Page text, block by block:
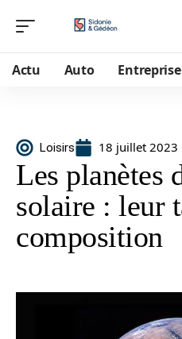
Actu Auto Entreprise
Loisirs 18 juillet 2023
Les planètes
solaire : leur
composition